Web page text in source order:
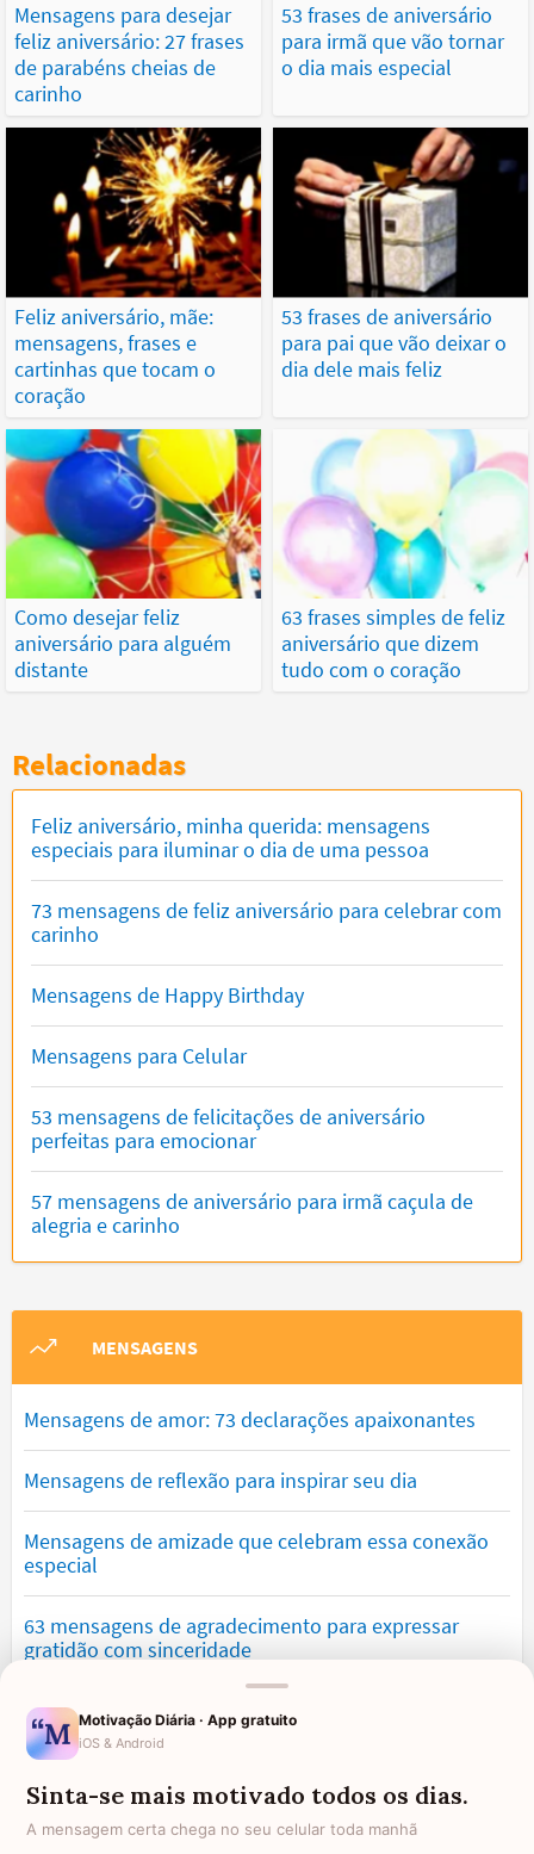
Mensagens para desejar
feliz aniversário: 27 frases
de parabéns cheias de
carinho
53 frases de aniversário
para irmã que vão tornar
o dia mais especial
Feliz aniversário, mãe:
mensagens, frases e
cartinhas que tocam o
coração
53 frases de aniversário
para pai que vão deixar o
dia dele mais feliz
Como desejar feliz
aniversário para alguém
distante
63 frases simples de feliz
aniversário que dizem
tudo com o coração
Relacionadas
Feliz aniversário, minha querida: mensagens
especiais para iluminar o dia de uma pessoa
73 mensagens de feliz aniversário para celebrar com
carinho
Mensagens de Happy Birthday
Mensagens para Celular
53 mensagens de felicitações de aniversário
perfeitas para emocionar
57 mensagens de aniversário para irmã caçula de
alegria e carinho
MENSAGENS
Mensagens de amor: 73 declarações apaixonantes
Mensagens de reflexão para inspirar seu dia
Mensagens de amizade que celebram essa conexão
especial
63 mensagens de agradecimento para expressar
gratidão com sinceridade
Mensagens de saudade que tocam o coração e
expressam falta
Mensagens de otimismo que vão encher você de
confiança
Motivação Diária · App gratuito
iOS & Android
Sinta-se mais motivado todos os dias.
A mensagem certa chega no seu celular toda manhã